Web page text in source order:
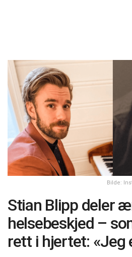
Bilde:
Stian Blipp deler
helsebeskjed –
rett i hjertet: «Jeg